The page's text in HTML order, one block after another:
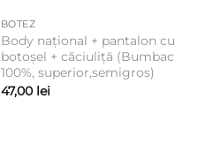
BOTEZ
Body național + pantalon cu
botoșel + căciuliță (Bumbac
100%, superior,semigros)
47,00 lei